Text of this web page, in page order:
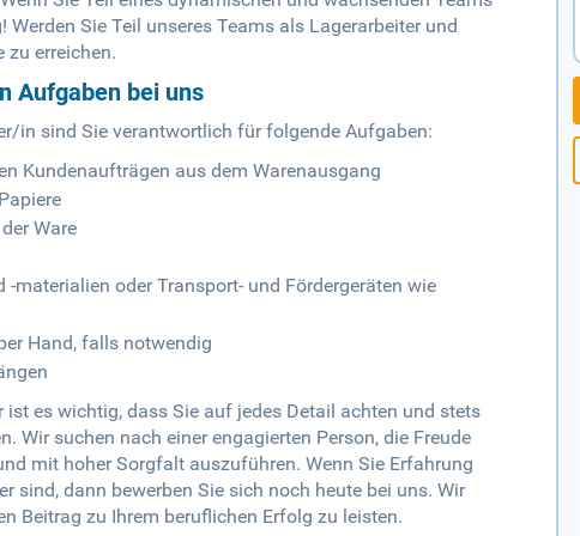
Sie Teil unseres Teams als Lagerarbeiter und
zu erreichen.
Aufgaben bei uns
in sind Sie verantwortlich für folgende Aufgaben:
Kundenaufträgen aus dem Warenausgang
Ware
materialien oder Transport- und Fördergeräten wie
Hand, falls notwendig
es wichtig, dass Sie auf jedes Detail achten und stets
Wir suchen nach einer engagierten Person, die Freude
mit hoher Sorgfalt auszuführen. Wenn Sie Erfahrung
sind, dann bewerben Sie sich noch heute bei uns. Wir
Beitrag zu Ihrem beruflichen Erfolg zu leisten.